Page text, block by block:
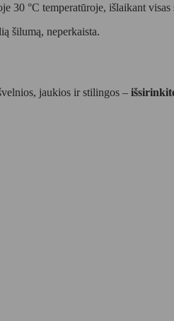
30 °C temperatūroje, išlaikant visas
šilumą, neperkaista.
jaukios ir stilingos –